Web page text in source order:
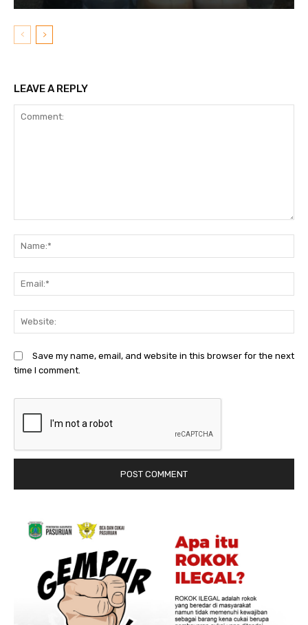
LEAVE A REPLY
Save my name, email, and website in this browser for the next
time I comment.